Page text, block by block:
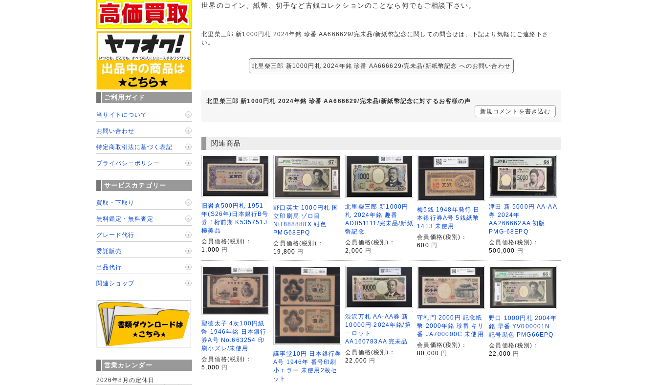
世界のコイン、紙幣、切手など古銭コレクションのことなら何でもご相談下さい。
北里柴三郎 新1000円札 2024年銘 珍番 AA666629/完未品/新紙幣記念に関しての問合せは、下記より気軽にご連絡下さ
い。
北里柴三郎 新1000円札 2024年銘 珍番 AA666629/完未品/新紙幣記念 へのお問い合わせ
北里柴三郎 新1000円札 2024年銘 珍番 AA666629/完未品/新紙幣記念に対するお客様の声
新規コメントを書き込む
関連商品
旧岩倉500円札 1951
年(S26年)日本銀行B号
券 1桁前期 K535751J
極美品
会員価格(税別)：
1,000 円
野口英世 1000円札 国
立印刷局 ゾロ目
NH888888X 紺色
PMG68EPQ
会員価格(税別)：
19,800 円
北里柴三郎 新1000円
札 2024年銘 趣番
AD051111/完未品/新紙
幣記念
会員価格(税別)：
2,000 円
梅5銭 1948年発行 日
本銀行券A号 5銭紙幣
1413 未使用
会員価格(税別)：
600 円
津田 新 5000円 AA-AA
券 2024年
AA266662AA 初版
PMG-68EPQ
会員価格(税別)：
500,000 円
聖徳太子 4次100円紙
幣 1946年銘 日本銀行
券A号 No.663254 印
刷小ズレ/未使用
会員価格(税別)：
5,000 円
議事堂10円 日本銀行券
A号 1946年 番号印刷
小エラー 未使用2枚セ
ット
渋沢万札 AA-AA券 新
10000円 2024年銘/第
一ロット
AA160783AA 完未品
会員価格(税別)：
22,000 円
守礼門 2000円 記念紙
幣 2000年銘 珍番 キリ
番 JA700000C 未使用
会員価格(税別)：
80,000 円
野口 1000円札 2004年
銘 早番 YV000001N
記号黒色 PMG66EPQ
会員価格(税別)：
22,000 円
ご利用ガイド
当サイトについて
お問い合わせ
特定商取引法に基づく表記
プライバシーポリシー
サービスカテゴリー
買取・下取り
無料鑑定・無料査定
グレード代行
委託販売
出品代行
関連ショップ
営業カレンダー
2026年8月の定休日